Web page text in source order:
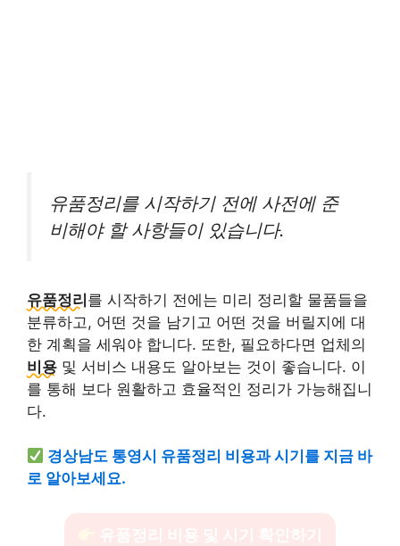
유품정리를 시작하기 전에 사전에 준
비해야 할 사항들이 있습니다.
유품정리를 시작하기 전에는 미리 정리할 물품들을
분류하고, 어떤 것을 남기고 어떤 것을 버릴지에 대
한 계획을 세워야 합니다. 또한, 필요하다면 업체의
비용 및 서비스 내용도 알아보는 것이 좋습니다. 이
를 통해 보다 원활하고 효율적인 정리가 가능해집니
다.
경상남도 통영시 유품정리 비용과 시기를 지금 바
로 알아보세요.